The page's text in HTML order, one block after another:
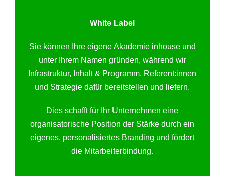
White Label
Sie können Ihre eigene Akademie inhouse und
unter Ihrem Namen gründen, während wir
Infrastruktur, Inhalt & Programm, Referent:innen
und Strategie dafür bereitstellen und liefern.
Dies schafft für Ihr Unternehmen eine
organisatorische Position der Stärke durch ein
eigenes, personalisiertes Branding und fördert
die Mitarbeiterbindung.